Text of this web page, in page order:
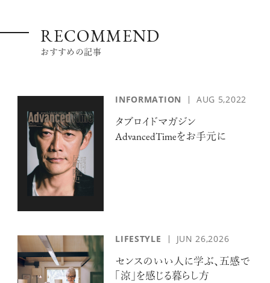
RECOMMEND
おすすめの記事
INFORMATION AUG 5,2022
タブロイドマガジン
AdvancedTimeをお手元に
LIFESTYLE JUN 26,2026
センスのいい人に学ぶ、五感で
「涼」を感じる暮らし方